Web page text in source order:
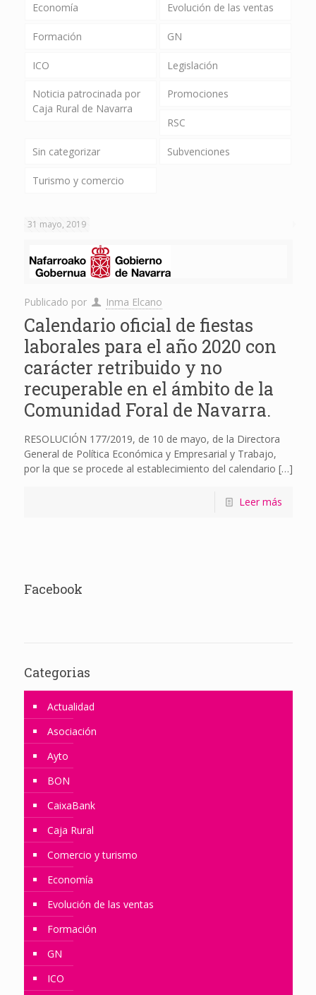
Economía Evolución de las ventas
Formación GN
ICO Legislación
Noticia patrocinada por
Caja Rural de Navarra
Promociones
RSC
Sin categorizar Subvenciones
Turismo y comercio
31 mayo, 2019
Publicado por Inma Elcano
Calendario oficial de fiestas
laborales para el año 2020 con
carácter retribuido y no
recuperable en el ámbito de la
Comunidad Foral de Navarra.
RESOLUCIÓN 177/2019, de 10 de mayo, de la Directora
General de Política Económica y Empresarial y Trabajo,
por la que se procede al establecimiento del calendario […]
Leer más
Facebook
Categorias
Actualidad
Asociación
Ayto
BON
CaixaBank
Caja Rural
Comercio y turismo
Economía
Evolución de las ventas
Formación
GN
ICO